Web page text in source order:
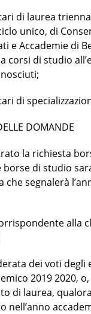
di laurea
unico, di
e Accademie di
corsi di studio
di
DOMANDE
la richiesta
borse di studio
che segnalerà
alla
dei voti degli
2019 2020,
di laurea,
nell’anno